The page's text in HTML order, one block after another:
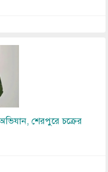
শেরপুরে চক্রের